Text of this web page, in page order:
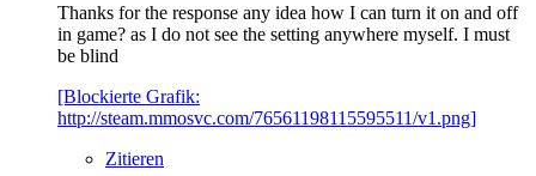
Thanks for the response any idea how I can turn it on and off
in game? as I do not see the setting anywhere myself. I must
be blind
[Blockierte Grafik:
http://steam.mmosvc.com/76561198115595511/v1.png]
Zitieren